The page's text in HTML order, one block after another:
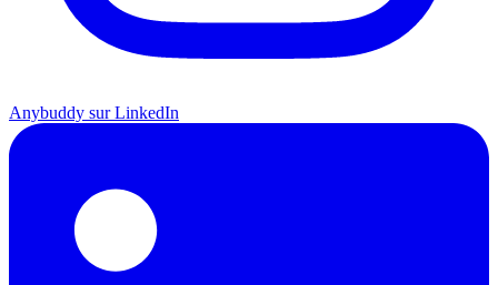
Anybuddy sur LinkedIn